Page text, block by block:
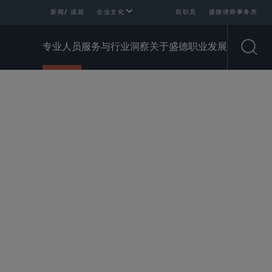
新闻/ 成就 企业文化 前职员 盛德律师事务所
专业人员服务与行业洞察关于盛德职业发展